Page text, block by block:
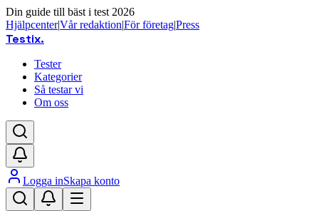
Din guide till bäst i test 2026
Hjälpcenter|Vår redaktion|För företag|Press
Testix.
Tester
Kategorier
Så testar vi
Om oss
Logga inSkapa konto